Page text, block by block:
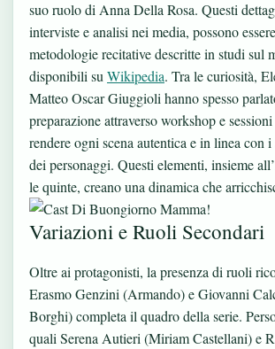
suo ruolo di Anna Della Rosa. Questi
interviste e analisi nei media, possono
metodologie recitative descritte in studi sul
disponibili su Wikipedia. Tra le curiosità,
Matteo Oscar Giuggioli hanno spesso
preparazione attraverso workshop e
rendere ogni scena autentica e in linea con
dei personaggi. Questi elementi, insieme
le quinte, creano una dinamica che
Variazioni e Ruoli Secondari
Oltre ai protagonisti, la presenza di ruoli
Erasmo Genzini (Armando) e Giovanni
Borghi) completa il quadro della serie.
quali Serena Autieri (Miriam Castellani) e